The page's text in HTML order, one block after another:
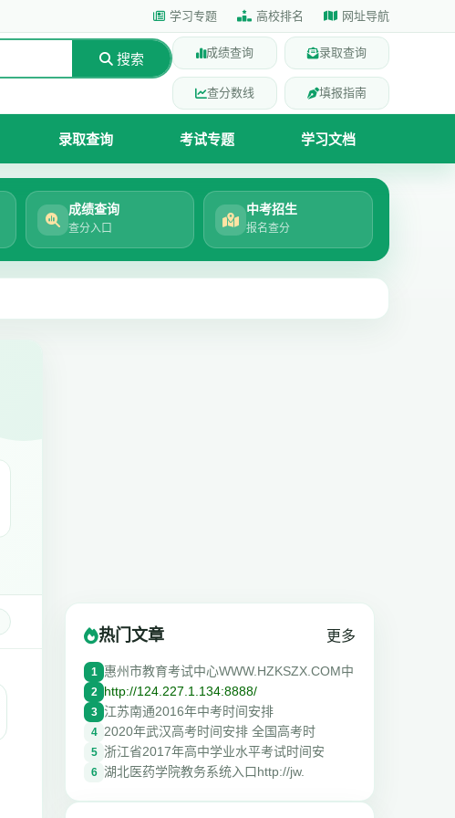
学习专题 高校排名 网址导航
搜索 成绩查询 录取查询
查分数线 填报指南
录取查询 考试专题 学习文档
成绩查询
查分入口
中考招生
报名查分
热门文章 更多
1 惠州市教育考试中心WWW.HZKSZX.COM中
2 http://124.227.1.134:8888/
3 江苏南通2016年中考时间安排
4 2020年武汉高考时间安排 全国高考时
5 浙江省2017年高中学业水平考试时间安
6 湖北医药学院教务系统入口http://jw.